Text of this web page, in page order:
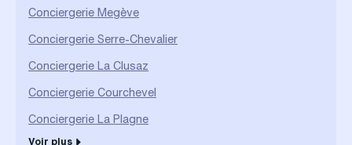
Conciergerie Megève
Conciergerie Serre-Chevalier
Conciergerie La Clusaz
Conciergerie Courchevel
Conciergerie La Plagne
Voir plus